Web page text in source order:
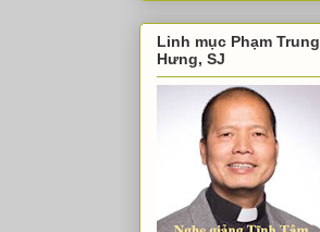
Linh mục Phạm Trung
Hưng, SJ